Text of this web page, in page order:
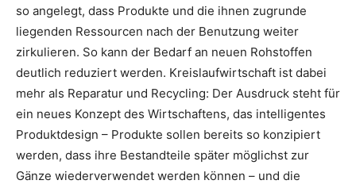
so angelegt, dass Produkte und die ihnen zugrunde
liegenden Ressourcen nach der Benutzung weiter
zirkulieren. So kann der Bedarf an neuen Rohstoffen
deutlich reduziert werden. Kreislaufwirtschaft ist dabei
mehr als Reparatur und Recycling: Der Ausdruck steht für
ein neues Konzept des Wirtschaftens, das intelligentes
Produktdesign – Produkte sollen bereits so konzipiert
werden, dass ihre Bestandteile später möglichst zur
Gänze wiederverwendet werden können – und die